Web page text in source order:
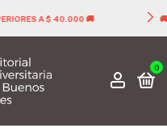
SUPERIORES A $ 40.000 🚚
0